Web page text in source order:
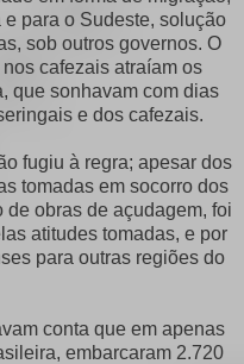
para o Sudeste, solução
sob outros governos. O
nos cafezais atraíam os
que sonhavam com dias
e dos cafezais.
fugiu à regra; apesar dos
tomadas em socorro dos
obras de açudagem, foi
atitudes tomadas, e por
para outras regiões do
conta que em apenas
embarcaram 2.720